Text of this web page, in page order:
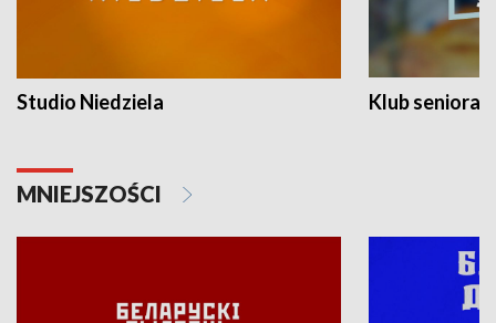
Studio Niedziela Klub seniora
MNIEJSZOŚCI